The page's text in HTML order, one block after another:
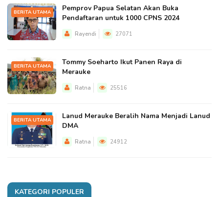
BERITA UTAMA
Pemprov Papua Selatan Akan Buka
Pendaftaran untuk 1000 CPNS 2024
Rayendi 27071
BERITA UTAMA
Tommy Soeharto Ikut Panen Raya di
Merauke
Ratna 25516
BERITA UTAMA
Lanud Merauke Beralih Nama Menjadi Lanud
DMA
Ratna 24912
KATEGORI POPULER